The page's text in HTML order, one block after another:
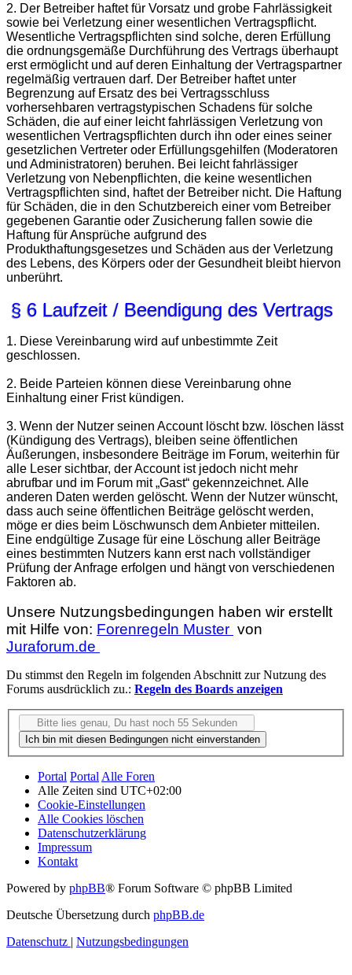
2. Der Betreiber haftet für Vorsatz und grobe Fahrlässigkeit
sowie bei Verletzung einer wesentlichen Vertragspflicht.
Wesentliche Vertragspflichten sind solche, deren Erfüllung
die ordnungsgemäße Durchführung des Vertrags überhaupt
erst ermöglicht und auf deren Einhaltung der Vertragspartner
regelmäßig vertrauen darf. Der Betreiber haftet unter
Begrenzung auf Ersatz des bei Vertragsschluss
vorhersehbaren vertragstypischen Schadens für solche
Schäden, die auf einer leicht fahrlässigen Verletzung von
wesentlichen Vertragspflichten durch ihn oder eines seiner
gesetzlichen Vertreter oder Erfüllungsgehilfen (Moderatoren
und Administratoren) beruhen. Bei leicht fahrlässiger
Verletzung von Nebenpflichten, die keine wesentlichen
Vertragspflichten sind, haftet der Betreiber nicht. Die Haftung
für Schäden, die in den Schutzbereich einer vom Betreiber
gegebenen Garantie oder Zusicherung fallen sowie die
Haftung für Ansprüche aufgrund des
Produkthaftungsgesetzes und Schäden aus der Verletzung
des Lebens, des Körpers oder der Gesundheit bleibt hiervon
unberührt.
§ 6 Laufzeit / Beendigung des Vertrags
1. Diese Vereinbarung wird auf unbestimmte Zeit
geschlossen.
2. Beide Parteien können diese Vereinbarung ohne
Einhaltung einer Frist kündigen.
3. Wenn der Nutzer seinen Account löscht bzw. löschen lässt
(Kündigung des Vertrags), bleiben seine öffentlichen
Äußerungen, insbesondere Beiträge im Forum, weiterhin für
alle Leser sichtbar, der Account ist jedoch nicht mehr
abrufbar und im Forum mit „Gast“ gekennzeichnet. Alle
anderen Daten werden gelöscht. Wenn der Nutzer wünscht,
dass auch seine öffentlichen Beiträge gelöscht werden,
möge er dies beim Löschwunsch dem Anbieter mitteilen.
Eine endgültige Zusage für eine Löschung aller Beiträge
eines bestimmten Nutzers kann erst nach vollständiger
Prüfung der Anfrage erfolgen und hängt von verschiedenen
Faktoren ab.
Unsere Nutzungsbedingungen haben wir erstellt
mit Hilfe von: Forenregeln Muster von
Juraforum.de
Du stimmst den Regeln im folgenden Abschnitt zur Nutzung des
Forums ausdrücklich zu.: Regeln des Boards anzeigen
Portal PortalAlle Foren
Alle Zeiten sind UTC+02:00
Cookie-Einstellungen
Alle Cookies löschen
Datenschutzerklärung
Impressum
Kontakt
Powered by phpBB® Forum Software © phpBB Limited
Deutsche Übersetzung durch phpBB.de
Datenschutz
Nutzungsbedingungen